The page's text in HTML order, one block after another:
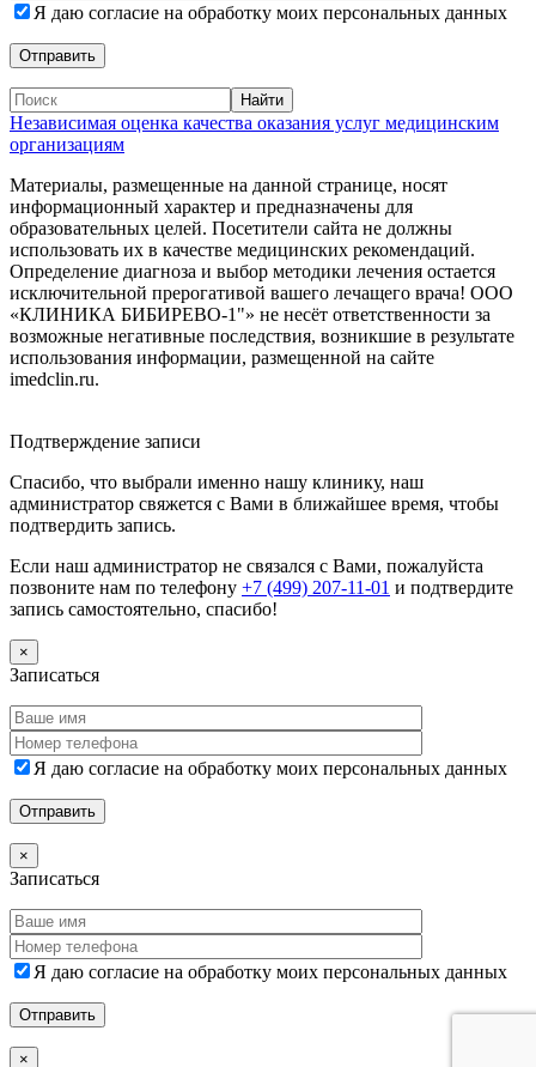
Я даю согласие на обработку моих персональных данных
Независимая оценка качества оказания услуг медицинским
организациям
Материалы, размещенные на данной странице, носят
информационный характер и предназначены для
образовательных целей. Посетители сайта не должны
использовать их в качестве медицинских рекомендаций.
Определение диагноза и выбор методики лечения остается
исключительной прерогативой вашего лечащего врача! ООО
«КЛИНИКА БИБИРЕВО-1"» не несёт ответственности за
возможные негативные последствия, возникшие в результате
использования информации, размещенной на сайте
imedclin.ru.
Подтверждение записи
Спасибо, что выбрали именно нашу клинику, наш
администратор свяжется с Вами в ближайшее время, чтобы
подтвердить запись.
Если наш администратор не связался с Вами, пожалуйста
позвоните нам по телефону +7 (499) 207-11-01 и подтвердите
запись самостоятельно, спасибо!
×
Записаться
Я даю согласие на обработку моих персональных данных
×
Записаться
Я даю согласие на обработку моих персональных данных
×